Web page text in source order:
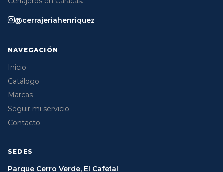
@cerrajeriahenriquez
NAVEGACIÓN
Inicio
Catálogo
Marcas
Seguir mi servicio
Contacto
SEDES
Parque Cerro Verde, El Cafetal